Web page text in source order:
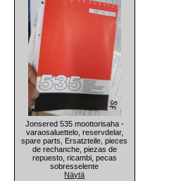
Jonsered 535 moottorisaha -
varaosaluettelo, reservdelar,
spare parts, Ersatzteile, pieces
de rechanche, piezas de
repuesto, ricambi, pecas
sobresselente
Näytä